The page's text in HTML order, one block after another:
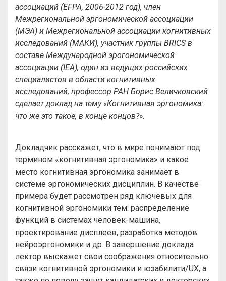
ассоциаций (EFPA, 2006-2012 год), член
Межрегиональной эргономической ассоциации
(МЭА) и Межрегиональной ассоциации когнитивных
исследований (МАКИ), участник группы BRICS в
составе Международной эрогономической
ассоциации (IEA), один из ведущих российских
специалистов в области когнитивных
исследований, профессор РАН Борис Величковский
сделает доклад на тему «Когнитивная эргономика:
что же это такое, в конце концов?».
Докладчик расскажет, что в мире понимают под
термином «когнитивная эргономика» и какое
место когнитивная эргономика занимает в
системе эргономических дисциплин. В качестве
примера будет рассмотрен ряд ключевых для
когнитивной эргономики тем: распределение
функций в системах человек-машина,
проектирование дисплеев, разработка методов
нейроэргономики и др. В завершение доклада
лектор выскажет свои соображения относительно
связи когнитивной эргономики и юзабилити/UX, а